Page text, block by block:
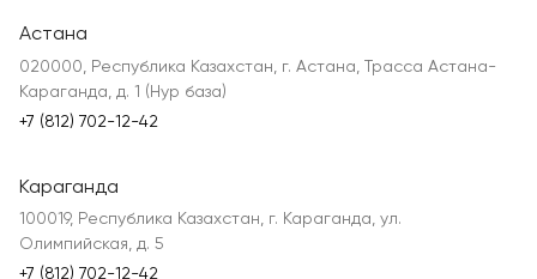
Астана
020000, Республика Казахстан, г. Астана, Трасса Астана-
Караганда, д. 1 (Нур база)
+7 (812) 702-12-42
Караганда
100019, Республика Казахстан, г. Караганда, ул.
Олимпийская, д. 5
+7 (812) 702-12-42